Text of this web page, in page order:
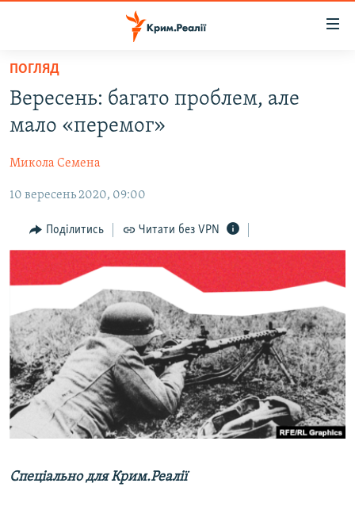
Перейти
основного
матеріалу
до
навігації
Перейти
ВОДА.КРИМ
ВІДЕО ТА ФОТО
ПОЛІТИКА
БЛОГИ
ПОГЛЯД
ІНТЕРВ'Ю
ВСЕ ЗА ДЕНЬ
СПЕЦПРОЕКТИ
ДЕПОРТАЦІЯ
ВІДЕОУРОКИ «ELIFBE»
СВІДЧЕННЯ ОКУПАЦІЇ
УКРАЇНСЬКА ПРОБЛЕМА КРИМУ
ЯК ОБІЙТИ БЛОКУВАННЯ
Русский
Qırımtatar
ПОГЛЯД
Вересень: багато проблем, але
мало «перемог»
Микола Семена
10 вересень 2020, 09:00
Поділитись Читати без VPN
Спеціально для Крим.Реалії